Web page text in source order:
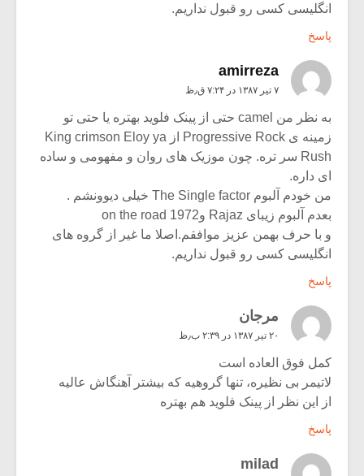
انگلیسی کسی رو قبول نداریم.
پاسخ
amirreza
۷ تیر ۱۳۸۷ در ۷:۲۴ ق٫ظ
به نظر من camel حتی از پینک فلوید بهتره یا حتی تو
زمینه ی Progressive Rock از King crimson Eloy ya
Rush سر تره. چون موزیک های روان و مفهومی و ساده
ای داره.
من خودم آلبوم The Single factor خیلی دیوونشم .
بعدم آلبوم زیبای Rajaz وon the road 1972
و با حرف بهمن عزیز موافقم.اصلا ما غیر از گروه های
انگلیسی کسی رو قبول نداریم.
پاسخ
مرجان
۲۰ تیر ۱۳۸۷ در ۲:۳۹ ب٫ظ
کمل فوق العاده است
لاتیمر بی نظیره، تنها گروهیه که بیشتر آهنگاش عالیه
از این نظر از پینک فلوید هم بهتره
پاسخ
milad